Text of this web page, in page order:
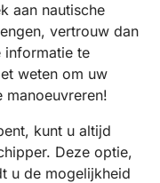
aan nautische
vertrouw dan
informatie te
weten om uw
kunt u altijd
Deze optie,
u de mogelijkheid